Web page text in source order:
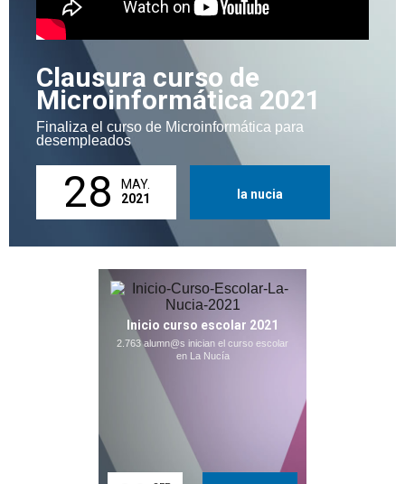
Clausura curso de
Microinformática 2021
Finaliza el curso de Microinformática para
desempleados
28
MAY.
2021
la nucia
Inicio curso escolar 2021
2.763 alumn@s inician el curso escolar
en La Nucía